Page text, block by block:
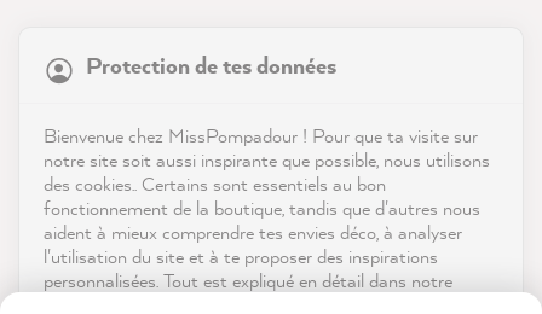
Boutique
Service
Contact
Télécharger l'appli
Protection de tes données
Bienvenue chez MissPompadour ! Pour que ta visite sur
notre site soit aussi inspirante que possible, nous utilisons
des cookies.. Certains sont essentiels au bon
fonctionnement de la boutique, tandis que d'autres nous
aident à mieux comprendre tes envies déco, à analyser
l'utilisation du site et à te proposer des inspirations
personnalisées. Tout est expliqué en détail dans notre
reviews-io